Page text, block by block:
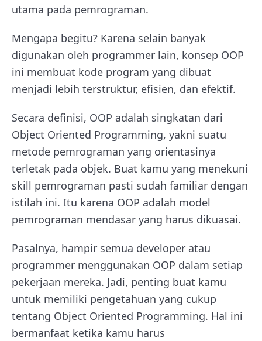
utama pada pemrograman.
Mengapa begitu? Karena selain banyak
digunakan oleh programmer lain, konsep OOP
ini membuat kode program yang dibuat
menjadi lebih terstruktur, efisien, dan efektif.
Secara definisi, OOP adalah singkatan dari
Object Oriented Programming, yakni suatu
metode pemrograman yang orientasinya
terletak pada objek. Buat kamu yang menekuni
skill pemrograman pasti sudah familiar dengan
istilah ini. Itu karena OOP adalah model
pemrograman mendasar yang harus dikuasai.
Pasalnya, hampir semua developer atau
programmer menggunakan OOP dalam setiap
pekerjaan mereka. Jadi, penting buat kamu
untuk memiliki pengetahuan yang cukup
tentang Object Oriented Programming. Hal ini
bermanfaat ketika kamu harus